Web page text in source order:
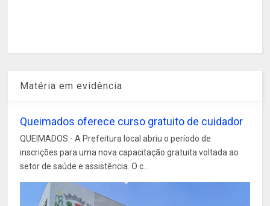
Matéria em evidência
Queimados oferece curso gratuito de cuidador
QUEIMADOS - A Prefeitura local abriu o período de
inscrições para uma nova capacitação gratuita voltada ao
setor de saúde e assistência. O c...